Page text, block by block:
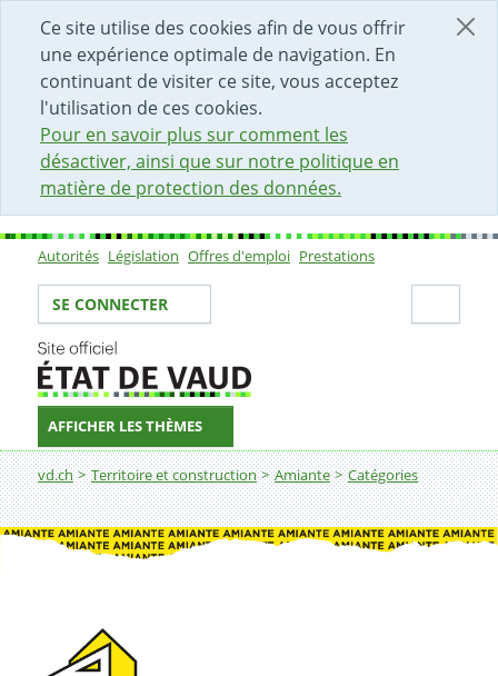
Ce site utilise des cookies afin de vous offrir
une expérience optimale de navigation. En
continuant de visiter ce site, vous acceptez
l'utilisation de ces cookies.
Pour en savoir plus sur comment les
désactiver, ainsi que sur notre politique en
matière de protection des données.
DÉBUT DU CONTENU DE LA PAGE
ACCÈS AU CHAMP DE RECHERCHE
PAGE D'ACCUEIL
FORMULAIRE DE CONTACT
Sous-navigation
Autorités Législation Offres d'emploi Prestations
Votre identité
SE CONNECTER
AFFICHER LES THÈMES
Fil d'Ariane
vd.ch Territoire et construction Amiante Catégories
Architectes et mandataires